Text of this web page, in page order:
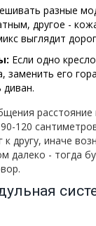
разные
другое -
выглядит
Если одно
заменить его
расстояние
120
к другу, иначе
далеко - тогда